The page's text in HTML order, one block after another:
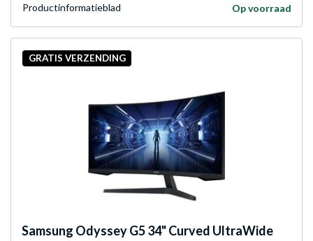
Op voorraad
Product­informatieblad
GRATIS VERZENDING
Samsung Odyssey G5 34" Curved UltraWide